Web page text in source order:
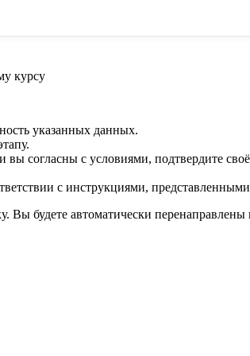
курсу
указанных данных.
вы согласны с условиями, подтвердите
с инструкциями,
Вы будете автоматически